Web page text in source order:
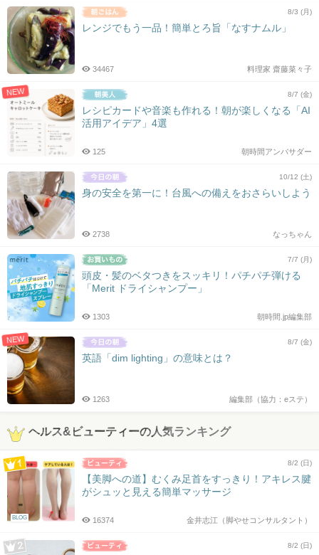
8/3 (月)
レンジでもう一品！簡単とろ旨「なすナムル」
料理家 齋藤菜々子
34467
NEW 8/7 (金)
レシピカードや音楽も作れる！朝が楽しくなる「AI
活用アイデア」4選
朝時間アンバサダー
125
10/12 (土)
身の安全を第一に！台風への備えをおさらいしよう
なっちゃん
2738
7/7 (月)
頭皮・髪のベタつきをスッキリ！パチパチ弾ける
「Merit ドライシャンプー」
朝時間.jp編集部
1303
NEW 8/7 (金)
英語「dim lighting」の意味とは？
編集部（協力：eステ）
1263
ヘルス&ビューティーの人気ランキング
BLOG
8/2 (日)
【美脚への道】むくみ足首をすっきり！アキレス腱
がシュッと見える簡単マッサージ
金井志江（脚やせコンサルタント）
16374
8/2 (日)